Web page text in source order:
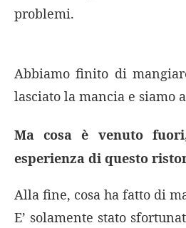
problemi.
Abbiamo finito di
lasciato la mancia e siamo
Ma cosa è venuto
esperienza di questo
Alla fine, cosa ha fatto di
E’ solamente stato